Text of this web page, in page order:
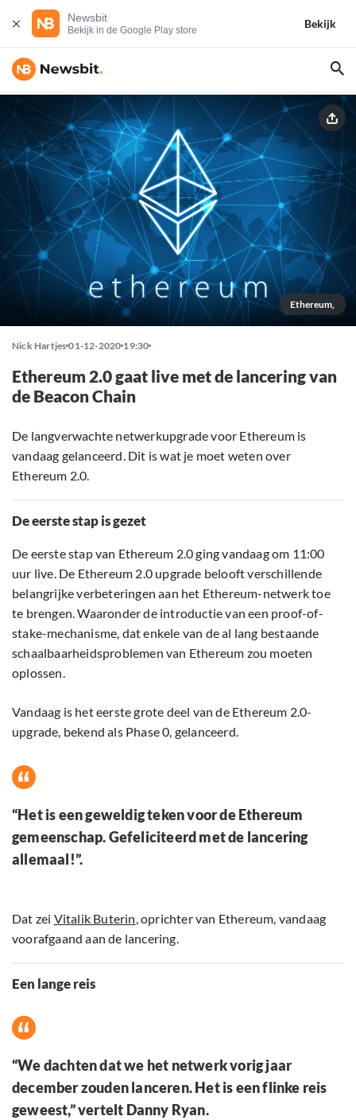
Newsbit
Bekijk in de Google Play store
Bekijk
Ethereum,
Nick Hartjes 01-12-2020 19:30
Ethereum 2.0 gaat live met de lancering van
de Beacon Chain
De langverwachte netwerkupgrade voor Ethereum is
vandaag gelanceerd. Dit is wat je moet weten over
Ethereum 2.0.
De eerste stap is gezet
De eerste stap van Ethereum 2.0 ging vandaag om 11:00
uur live. De Ethereum 2.0 upgrade belooft verschillende
belangrijke verbeteringen aan het Ethereum-netwerk toe
te brengen. Waaronder de introductie van een proof-of-
stake-mechanisme, dat enkele van de al lang bestaande
schaalbaarheidsproblemen van Ethereum zou moeten
oplossen.
Vandaag is het eerste grote deel van de Ethereum 2.0-
upgrade, bekend als Phase 0, gelanceerd.
“Het is een geweldig teken voor de Ethereum
gemeenschap. Gefeliciteerd met de lancering
allemaal!”.
Dat zei Vitalik Buterin, oprichter van Ethereum, vandaag
voorafgaand aan de lancering.
Een lange reis
“We dachten dat we het netwerk vorig jaar
december zouden lanceren. Het is een flinke reis
geweest,” vertelt Danny Ryan.